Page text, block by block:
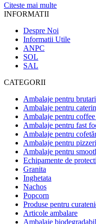
Citeste mai multe
INFORMATII
Despre Noi
Informatii Utile
ANPC
SOL
SAL
CATEGORII
Ambalaje pentru
Ambalaje pentru
Ambalaje pentru
Ambalaje pentru fast
Ambalaje pentru
Ambalaje pentru
Ambalaje pentru
Echipamente de
Granita
Inghetata
Nachos
Popcorn
Produse pentru
Articole ambalare
Ambalaje